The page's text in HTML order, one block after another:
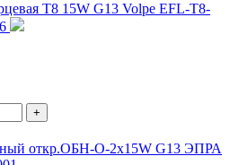
T8 15W G13 Volpe EFL-T8-
+